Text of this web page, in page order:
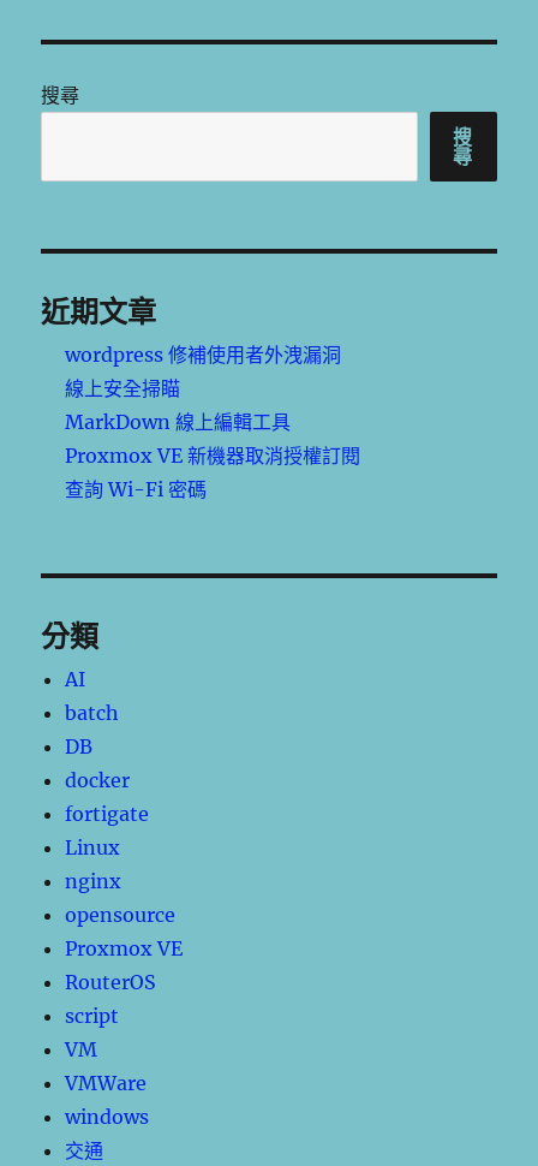
搜尋
搜
尋
近期文章
wordpress 修補使用者外洩漏洞
線上安全掃瞄
MarkDown 線上編輯工具
Proxmox VE 新機器取消授權訂閱
查詢 Wi-Fi 密碼
分類
AI
batch
DB
docker
fortigate
Linux
nginx
opensource
Proxmox VE
RouterOS
script
VM
VMWare
windows
交通